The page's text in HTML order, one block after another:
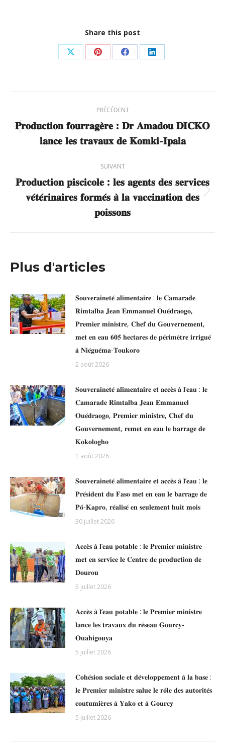
Share this post
Partager
X
Partager
Pinterest
Partager
Facebook
Partager
LinkedIn
article
PRÉCÉDENT
Article
précédent
𝐏𝐫𝐨𝐝𝐮𝐜𝐭𝐢𝐨𝐧 𝐟𝐨𝐮𝐫𝐫𝐚𝐠𝐞̀𝐫𝐞 : 𝐃𝐫 𝐀𝐦𝐚𝐝𝐨𝐮 𝐃𝐈𝐂𝐊𝐎
𝐥𝐚𝐧𝐜𝐞 𝐥𝐞𝐬 𝐭𝐫𝐚𝐯𝐚𝐮𝐱 𝐝𝐞 𝐊𝐨𝐦𝐤𝐢-𝐈𝐩𝐚𝐥𝐚
SUIVANT
Article
suivant
𝐏𝐫𝐨𝐝𝐮𝐜𝐭𝐢𝐨𝐧 𝐩𝐢𝐬𝐜𝐢𝐜𝐨𝐥𝐞 : 𝐥𝐞𝐬 𝐚𝐠𝐞𝐧𝐭𝐬 𝐝𝐞𝐬 𝐬𝐞𝐫𝐯𝐢𝐜𝐞𝐬
𝐯𝐞́𝐭𝐞́𝐫𝐢𝐧𝐚𝐢𝐫𝐞𝐬 𝐟𝐨𝐫𝐦𝐞́𝐬 𝐚̀ 𝐥𝐚 𝐯𝐚𝐜𝐜𝐢𝐧𝐚𝐭𝐢𝐨𝐧 𝐝𝐞𝐬
𝐩𝐨𝐢𝐬𝐬𝐨𝐧𝐬
Plus d'articles
𝐒𝐨𝐮𝐯𝐞𝐫𝐚𝐢𝐧𝐞𝐭𝐞́ 𝐚𝐥𝐢𝐦𝐞𝐧𝐭𝐚𝐢𝐫𝐞 : 𝐥𝐞 𝐂𝐚𝐦𝐚𝐫𝐚𝐝𝐞
𝐑𝐢𝐦𝐭𝐚𝐥𝐛𝐚 𝐉𝐞𝐚𝐧 𝐄𝐦𝐦𝐚𝐧𝐮𝐞𝐥 𝐎𝐮𝐞́𝐝𝐫𝐚𝐨𝐠𝐨,
𝐏𝐫𝐞𝐦𝐢𝐞𝐫 𝐦𝐢𝐧𝐢𝐬𝐭𝐫𝐞, 𝐂𝐡𝐞𝐟 𝐝𝐮 𝐆𝐨𝐮𝐯𝐞𝐫𝐧𝐞𝐦𝐞𝐧𝐭,
𝐦𝐞𝐭 𝐞𝐧 𝐞𝐚𝐮 𝟔𝟎𝟓 𝐡𝐞𝐜𝐭𝐚𝐫𝐞𝐬 𝐝𝐞 𝐩𝐞́𝐫𝐢𝐦𝐞̀𝐭𝐫𝐞 𝐢𝐫𝐫𝐢𝐠𝐮𝐞́
𝐚̀ 𝐍𝐢𝐞́𝐠𝐮𝐞́𝐦𝐚-𝐓𝐨𝐮𝐤𝐨𝐫𝐨
2 août 2026
𝐒𝐨𝐮𝐯𝐞𝐫𝐚𝐢𝐧𝐞𝐭𝐞́ 𝐚𝐥𝐢𝐦𝐞𝐧𝐭𝐚𝐢𝐫𝐞 𝐞𝐭 𝐚𝐜𝐜𝐞̀𝐬 𝐚̀ 𝐥’𝐞𝐚𝐮 : 𝐥𝐞
𝐂𝐚𝐦𝐚𝐫𝐚𝐝𝐞 𝐑𝐢𝐦𝐭𝐚𝐥𝐛𝐚 𝐉𝐞𝐚𝐧 𝐄𝐦𝐦𝐚𝐧𝐮𝐞𝐥
𝐎𝐮𝐞́𝐝𝐫𝐚𝐨𝐠𝐨, 𝐏𝐫𝐞𝐦𝐢𝐞𝐫 𝐦𝐢𝐧𝐢𝐬𝐭𝐫𝐞, 𝐂𝐡𝐞𝐟 𝐝𝐮
𝐆𝐨𝐮𝐯𝐞𝐫𝐧𝐞𝐦𝐞𝐧𝐭, 𝐫𝐞𝐦𝐞𝐭 𝐞𝐧 𝐞𝐚𝐮 𝐥𝐞 𝐛𝐚𝐫𝐫𝐚𝐠𝐞 𝐝𝐞
𝐊𝐨𝐤𝐨𝐥𝐨𝐠𝐡𝐨
1 août 2026
𝐒𝐨𝐮𝐯𝐞𝐫𝐚𝐢𝐧𝐞𝐭𝐞́ 𝐚𝐥𝐢𝐦𝐞𝐧𝐭𝐚𝐢𝐫𝐞 𝐞𝐭 𝐚𝐜𝐜𝐞̀𝐬 𝐚̀ 𝐥’𝐞𝐚𝐮 : 𝐥𝐞
𝐏𝐫𝐞́𝐬𝐢𝐝𝐞𝐧𝐭 𝐝𝐮 𝐅𝐚𝐬𝐨 𝐦𝐞𝐭 𝐞𝐧 𝐞𝐚𝐮 𝐥𝐞 𝐛𝐚𝐫𝐫𝐚𝐠𝐞 𝐝𝐞
𝐏𝐨̂-𝐊𝐚𝐩𝐫𝐨, 𝐫𝐞́𝐚𝐥𝐢𝐬𝐞́ 𝐞𝐧 𝐬𝐞𝐮𝐥𝐞𝐦𝐞𝐧𝐭 𝐡𝐮𝐢𝐭 𝐦𝐨𝐢𝐬
30 juillet 2026
𝐀𝐜𝐜𝐞̀𝐬 𝐚̀ 𝐥’𝐞𝐚𝐮 𝐩𝐨𝐭𝐚𝐛𝐥𝐞 : 𝐥𝐞 𝐏𝐫𝐞𝐦𝐢𝐞𝐫 𝐦𝐢𝐧𝐢𝐬𝐭𝐫𝐞
𝐦𝐞𝐭 𝐞𝐧 𝐬𝐞𝐫𝐯𝐢𝐜𝐞 𝐥𝐞 𝐂𝐞𝐧𝐭𝐫𝐞 𝐝𝐞 𝐩𝐫𝐨𝐝𝐮𝐜𝐭𝐢𝐨𝐧 𝐝𝐞
𝐃𝐨𝐮𝐫𝐨𝐮
5 juillet 2026
𝐀𝐜𝐜𝐞̀𝐬 𝐚̀ 𝐥’𝐞𝐚𝐮 𝐩𝐨𝐭𝐚𝐛𝐥𝐞 : 𝐥𝐞 𝐏𝐫𝐞𝐦𝐢𝐞𝐫 𝐦𝐢𝐧𝐢𝐬𝐭𝐫𝐞
𝐥𝐚𝐧𝐜𝐞 𝐥𝐞𝐬 𝐭𝐫𝐚𝐯𝐚𝐮𝐱 𝐝𝐮 𝐫𝐞́𝐬𝐞𝐚𝐮 𝐆𝐨𝐮𝐫𝐜𝐲-
𝐎𝐮𝐚𝐡𝐢𝐠𝐨𝐮𝐲𝐚
5 juillet 2026
𝐂𝐨𝐡𝐞́𝐬𝐢𝐨𝐧 𝐬𝐨𝐜𝐢𝐚𝐥𝐞 𝐞𝐭 𝐝𝐞́𝐯𝐞𝐥𝐨𝐩𝐩𝐞𝐦𝐞𝐧𝐭 𝐚̀ 𝐥𝐚 𝐛𝐚𝐬𝐞 :
𝐥𝐞 𝐏𝐫𝐞𝐦𝐢𝐞𝐫 𝐦𝐢𝐧𝐢𝐬𝐭𝐫𝐞 𝐬𝐚𝐥𝐮𝐞 𝐥𝐞 𝐫𝐨̂𝐥𝐞 𝐝𝐞𝐬 𝐚𝐮𝐭𝐨𝐫𝐢𝐭𝐞́𝐬
𝐜𝐨𝐮𝐭𝐮𝐦𝐢𝐞̀𝐫𝐞𝐬 𝐚̀ 𝐘𝐚𝐤𝐨 𝐞𝐭 𝐚̀ 𝐆𝐨𝐮𝐫𝐜𝐲
5 juillet 2026